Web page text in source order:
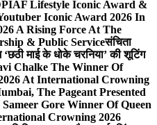
Lifestyle Iconic Award &
Iconic Award 2026 In
A Rising Force At The
& Public Serviceसंचिता
‘छठी माई के धोके चरनिया’ की शूटिंग
Chalke The Winner Of
At International Crowning
The Pageant Presented
Gore Winner Of Queen
Crowning 2026